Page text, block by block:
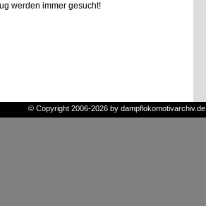
werden immer gesucht!
© Copyright 2006-2026 by dampflokomotivarchiv.de